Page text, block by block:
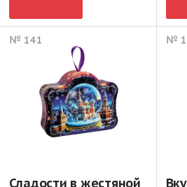
№ 141
Сладости в жестяной
№